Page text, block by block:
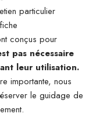
particulier
conçus pour
pas nécessaire
leur utilisation.
importante, nous
le guidage de